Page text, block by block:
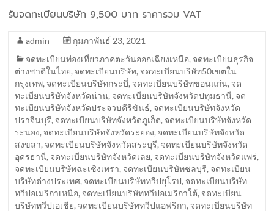
รับจดทะเบียนบริษัท 9,500 บาท ราคารวม VAT
admin
กุมภาพันธ์ 23, 2021
จดทะเบียนท่องเที่ยวภาคตะวันออกเฉียงเหนือ, จดทะเบียนธุรกิจ
ต่างชาติในไทย, จดทะเบียนบริษัท, จดทะเบียนบริษัท50เขตใน
กรุงเทพ, จดทะเบียนบริษัทกระบี่, จดทะเบียนบริษัทขอนแก่น, จด
ทะเบียนบริษัทจังหวัดน่าน, จดทะเบียนบริษัทจังหวัดปทุมธานี, จด
ทะเบียนบริษัทจังหวัดประจวบคีรีขันธ์, จดทะเบียนบริษัทจังหวัด
ปราจีนบุรี, จดทะเบียนบริษัทจังหวัดภูเก็ต, จดทะเบียนบริษัทจังหวัด
ระนอง, จดทะเบียนบริษัทจังหวัดระยอง, จดทะเบียนบริษัทจังหวัด
สงขลา, จดทะเบียนบริษัทจังหวัดสระบุรี, จดทะเบียนบริษัทจังหวัด
อุดรธานี, จดทะเบียนบริษัทจังหวัดเลย, จดทะเบียนบริษัทจังหวัดแพร่,
จดทะเบียนบริษัทฉะเชิงเทรา, จดทะเบียนบริษัทชลบุรี, จดทะเบียน
บริษัทต่างประเทศ, จดทะเบียนบริษัททวีปยุโรป, จดทะเบียนบริษัท
ทวีปอเมริกาเหนือ, จดทะเบียนบริษัททวีปอเมริกาใต้, จดทะเบียน
บริษัททวีปเอเชีย, จดทะเบียนบริษัททวีปแอฟริกา, จดทะเบียนบริษัท